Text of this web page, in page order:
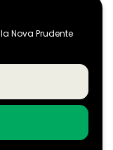
Nova Prudente